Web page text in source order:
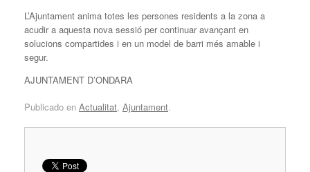
L’Ajuntament anima totes les persones residents a la zona a
acudir a aquesta nova sessió per continuar avançant en
solucions compartides i en un model de barri més amable i
segur.
AJUNTAMENT D’ONDARA
Publicado en Actualitat, Ajuntament.